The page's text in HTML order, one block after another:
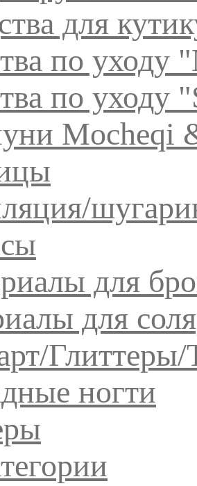
для
по уходу
по уходу
Mocheqi
для
для
ногти